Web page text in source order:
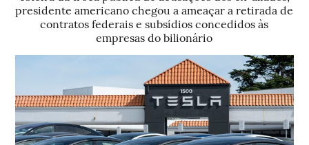
presidente americano chegou a ameaçar a retirada de
contratos federais e subsídios concedidos às
empresas do bilionário